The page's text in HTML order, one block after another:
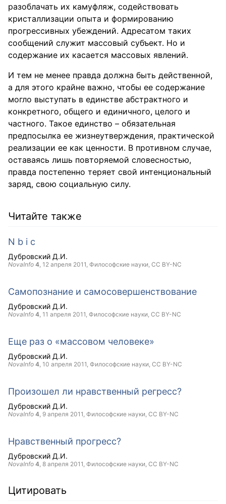
разоблачать их камуфляж, содействовать
кристаллизации опыта и формированию
прогрессивных убеждений. Адресатом таких
сообщений служит массовый субъект. Но и
содержание их касается массовых явлений.
И тем не менее правда должна быть действенной,
а для этого крайне важно, чтобы ее содержание
могло выступать в единстве абстрактного и
конкретного, общего и единичного, целого и
частного. Такое единство – обязательная
предпосылка ее жизнеутверждения, практической
реализации ее как ценности. В противном случае,
оставаясь лишь повторяемой словесностью,
правда постепенно теряет свой интенциональный
заряд, свою социальную силу.
Читайте также
N b i c
Дубровский Д.И.
NovaInfo 4, 12 апреля 2011, Философские науки, CC BY-NC
Самопознание и самосовершенствование
Дубровский Д.И.
NovaInfo 4, 11 апреля 2011, Философские науки, CC BY-NC
Еще раз о «массовом человеке»
Дубровский Д.И.
NovaInfo 4, 10 апреля 2011, Философские науки, CC BY-NC
Произошел ли нравственный регресс?
Дубровский Д.И.
NovaInfo 4, 9 апреля 2011, Философские науки, CC BY-NC
Нравственный прогресс?
Дубровский Д.И.
NovaInfo 4, 8 апреля 2011, Философские науки, CC BY-NC
Цитировать